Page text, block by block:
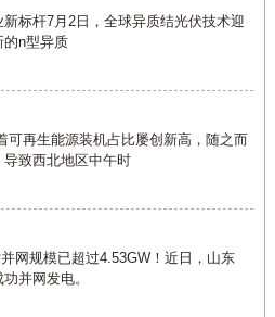
标杆7月2日，全球异质结光伏技术迎
的n型异质
可再生能源装机占比屡创新高，随之而
致西北地区中午时
网规模已超过4.53GW！近日，山东
并网发电。